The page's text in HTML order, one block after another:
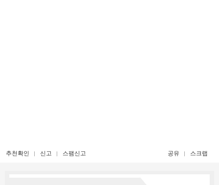
추천확인 신고 스팸신고 공유 스크랩